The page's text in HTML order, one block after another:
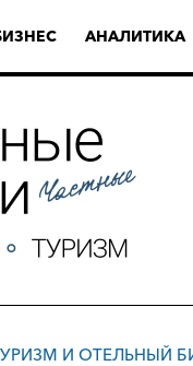
АНАЛИТИКА
И ОТЕЛЬНЫЙ